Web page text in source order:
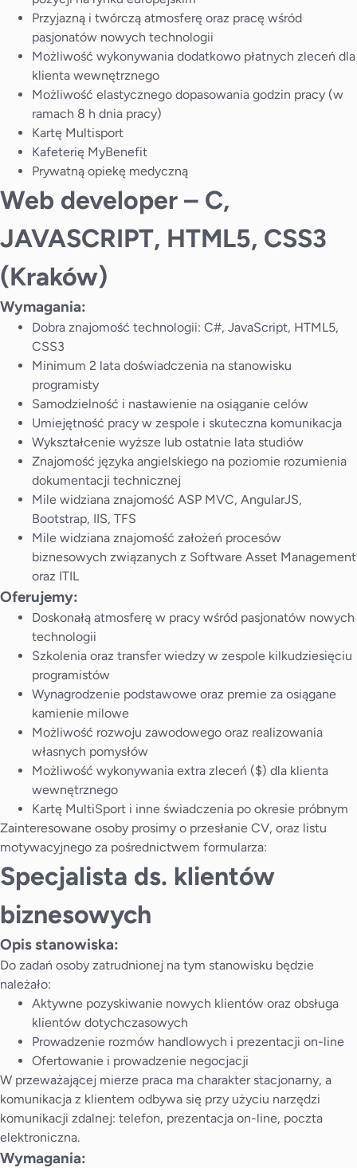
Przyjazną i twórczą atmosferę oraz pracę wśród
pasjonatów nowych technologii
Możliwość wykonywania dodatkowo płatnych zleceń dla
klienta wewnętrznego
Możliwość elastycznego dopasowania godzin pracy (w
ramach 8 h dnia pracy)
Kartę Multisport
Kafeterię MyBenefit
Prywatną opiekę medyczną
Web developer – C,
JAVASCRIPT, HTML5, CSS3
(Kraków)
Wymagania:
Dobra znajomość technologii: C#, JavaScript, HTML5,
CSS3
Minimum 2 lata doświadczenia na stanowisku
programisty
Samodzielność i nastawienie na osiąganie celów
Umiejętność pracy w zespole i skuteczna komunikacja
Wykształcenie wyższe lub ostatnie lata studiów
Znajomość języka angielskiego na poziomie rozumienia
dokumentacji technicznej
Mile widziana znajomość ASP MVC, AngularJS,
Bootstrap, IIS, TFS
Mile widziana znajomość założeń procesów
biznesowych związanych z Software Asset Management
oraz ITIL
Oferujemy:
Doskonałą atmosferę w pracy wśród pasjonatów nowych
technologii
Szkolenia oraz transfer wiedzy w zespole kilkudziesięciu
programistów
Wynagrodzenie podstawowe oraz premie za osiągane
kamienie milowe
Możliwość rozwoju zawodowego oraz realizowania
własnych pomysłów
Możliwość wykonywania extra zleceń ($) dla klienta
wewnętrznego
Kartę MultiSport i inne świadczenia po okresie próbnym
Zainteresowane osoby prosimy o przesłanie CV, oraz listu
motywacyjnego za pośrednictwem formularza:
Specjalista ds. klientów
biznesowych
Opis stanowiska:
Do zadań osoby zatrudnionej na tym stanowisku będzie
należało:
Aktywne pozyskiwanie nowych klientów oraz obsługa
klientów dotychczasowych
Prowadzenie rozmów handlowych i prezentacji on-line
Ofertowanie i prowadzenie negocjacji
W przeważającej mierze praca ma charakter stacjonarny, a
komunikacja z klientem odbywa się przy użyciu narzędzi
komunikacji zdalnej: telefon, prezentacja on-line, poczta
elektroniczna.
Wymagania: